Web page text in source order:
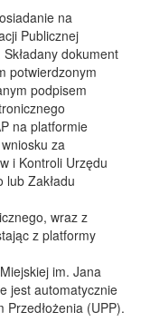
na
Publicznej
dokument
potwierdzonym
podpisem
na platformie
za
i Kontroli Urzędu
lub Zakładu
wraz z
z platformy
im. Jana
jest automatycznie
(UPP).